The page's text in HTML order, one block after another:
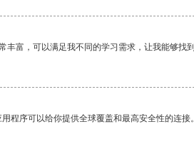
丰富，可以满足我不同的学习需求，让我能够找
程序可以给你提供全球覆盖和最高安全性的连接。